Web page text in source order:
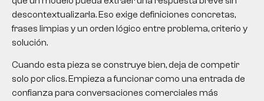
descontextualizarla. Eso exige definiciones concretas,
frases limpias y un orden lógico entre problema, criterio y
solución.
Cuando esta pieza se construye bien, deja de competir
solo por clics. Empieza a funcionar como una entrada de
confianza para conversaciones comerciales más